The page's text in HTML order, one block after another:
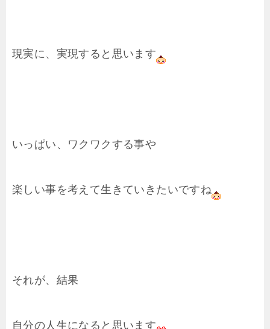
現実に、実現すると思います
いっぱい、ワクワクする事や
楽しい事を考えて生きていきたいですね
それが、結果
自分の人生になると思います